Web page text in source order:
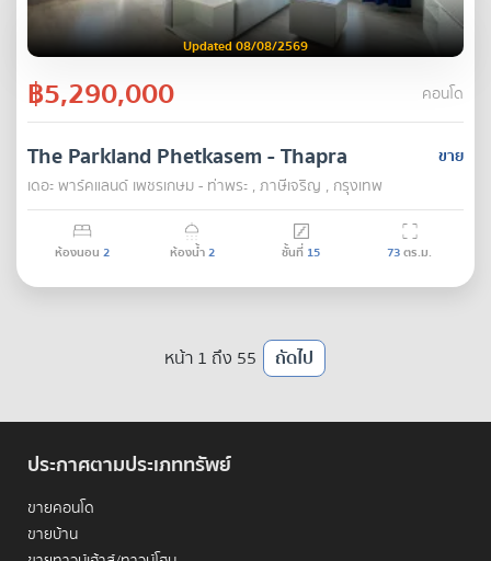
Updated 08/08/2569
฿5,290,000 คอนโด
ขาย
The Parkland Phetkasem - Thapra
เดอะ พาร์คแลนด์ เพชรเกษม - ท่าพระ , ภาษีเจริญ , กรุงเทพ
ห้องนอน 2 ห้องน้ำ2 ชั้นที่ 15 73ตร.ม.
หน้า 1 ถึง 55 ถัดไป
ประกาศตามประเภททรัพย์
ขายคอนโด
ขายบ้าน